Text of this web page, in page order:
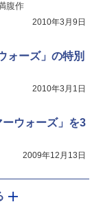
腹作
2010年3月9日
ォーズ」の特別
2010年3月1日
ウォーズ」を3
2009年12月13日